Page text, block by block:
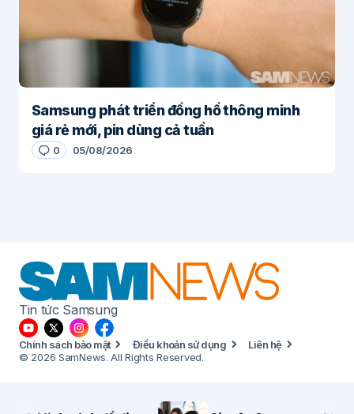
Samsung phát triển đồng hồ thông minh
giá rẻ mới, pin dùng cả tuần
0 05/08/2026
Tin tức Samsung
Chính sách bảo mật Điều khoản sử dụng
Liên hệ
© 2026 SamNews. All Rights Reserved.